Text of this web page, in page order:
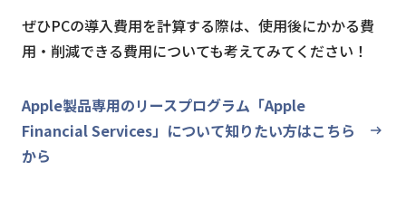
ぜひPCの導入費用を計算する際は、使用後にかかる費
用・削減できる費用についても考えてみてください！
Apple製品専用のリースプログラム「Apple
Financial Services」について知りたい方はこちら
から